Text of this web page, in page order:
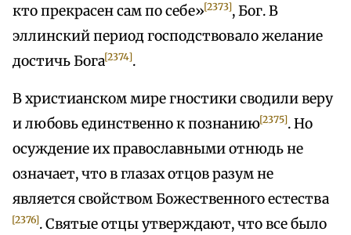
кто прекрасен сам по себе»[2373], Бог. В
эллинский период господствовало желание
достичь Бога[2374].
В христианском мире гностики сводили веру
и любовь единственно к познанию[2375]. Но
осуждение их православными отнюдь не
означает, что в глазах отцов разум не
является свойством Божественного естества
[2376]. Святые отцы утверждают, что все было